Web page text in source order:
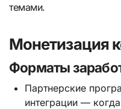
темами.
Монетизация
Форматы
Партнерские
интеграции —